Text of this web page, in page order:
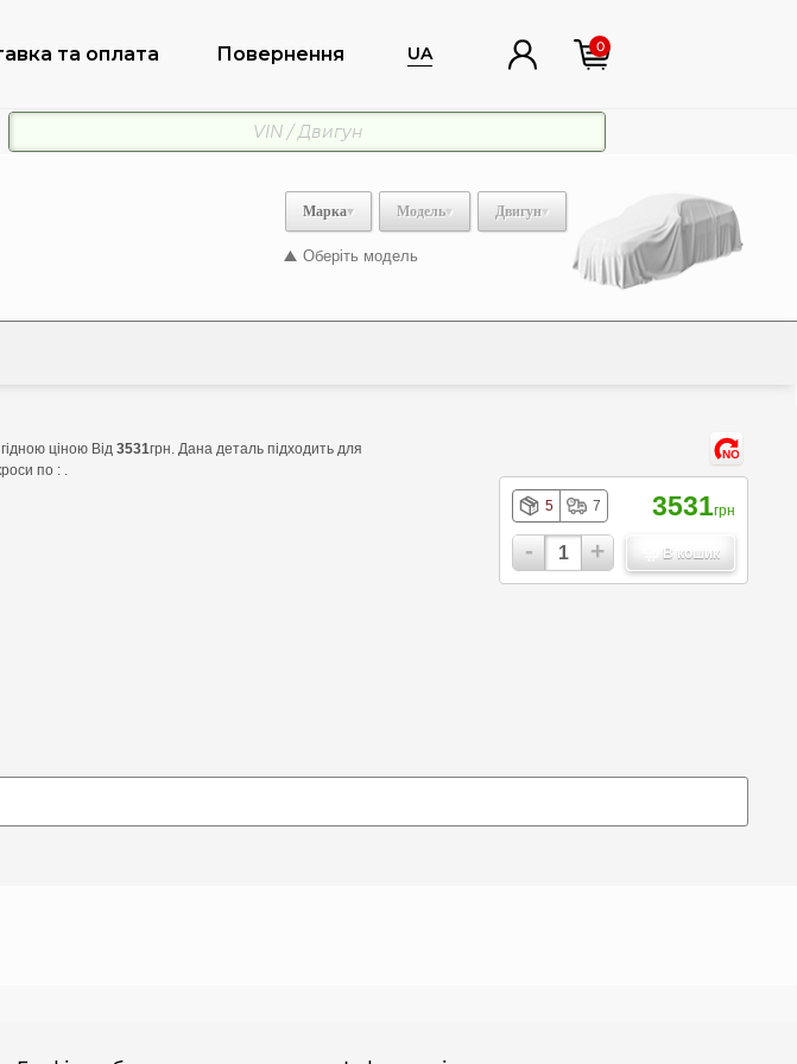
та оплата Повернення UA 0
Марка Модель Двигун
Оберіть модель
ціною Від 3531грн. Дана деталь підходить для
по : .
NO
5 7 3531грн
- + В кошик